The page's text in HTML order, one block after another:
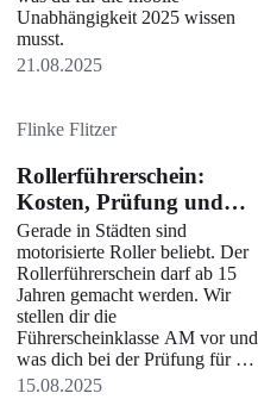
Suchen
Unabhängigkeit 2025 wissen
musst.
21.08.2025
Flinke Flitzer
Rollerführerschein:
Kosten, Prüfung und
Tipps für die Klasse AM
Gerade in Städten sind
motorisierte Roller beliebt. Der
Rollerführerschein darf ab 15
Jahren gemacht werden. Wir
stellen dir die
Führerscheinklasse AM vor und
was dich bei der Prüfung für die
Fahrerlaubnis erwartet.
15.08.2025